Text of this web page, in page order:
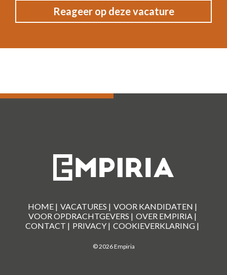
HOME | VACATURES | VOOR KANDIDATEN |
VOOR OPDRACHTGEVERS | OVER EMPIRIA |
CONTACT | PRIVACY | COOKIEVERKLARING |
© 2026 Empiria